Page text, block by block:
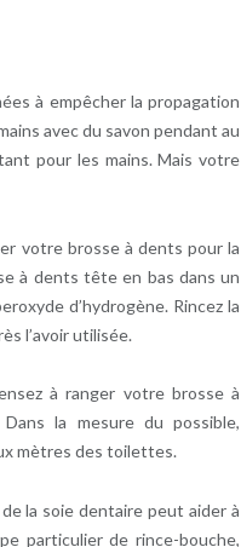
à empêcher la propagation
avec du savon pendant au
pour les mains. Mais votre
votre brosse à dents pour la
à dents tête en bas dans un
d’hydrogène. Rincez la
l’avoir utilisée.
à ranger votre brosse à
la mesure du possible,
mètres des toilettes.
la soie dentaire peut aider à
particulier de rince-bouche,